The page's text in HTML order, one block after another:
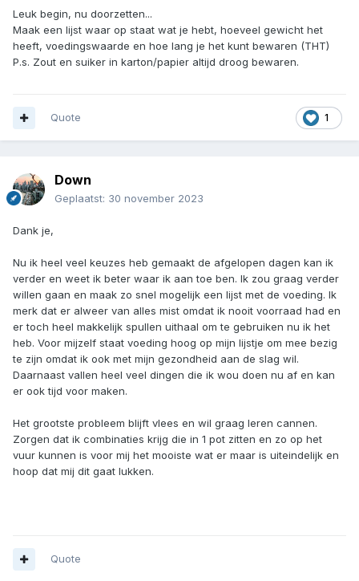
Leuk begin, nu doorzetten...
Maak een lijst waar op staat wat je hebt, hoeveel gewicht het
heeft, voedingswaarde en hoe lang je het kunt bewaren (THT)
P.s. Zout en suiker in karton/papier altijd droog bewaren.
1
Quote
Down
Geplaatst: 30 november 2023
Dank je,
Nu ik heel veel keuzes heb gemaakt de afgelopen dagen kan ik
verder en weet ik beter waar ik aan toe ben. Ik zou graag verder
willen gaan en maak zo snel mogelijk een lijst met de voeding. Ik
merk dat er alweer van alles mist omdat ik nooit voorraad had en
er toch heel makkelijk spullen uithaal om te gebruiken nu ik het
heb. Voor mijzelf staat voeding hoog op mijn lijstje om mee bezig
te zijn omdat ik ook met mijn gezondheid aan de slag wil.
Daarnaast vallen heel veel dingen die ik wou doen nu af en kan
er ook tijd voor maken.
Het grootste probleem blijft vlees en wil graag leren cannen.
Zorgen dat ik combinaties krijg die in 1 pot zitten en zo op het
vuur kunnen is voor mij het mooiste wat er maar is uiteindelijk en
hoop dat mij dit gaat lukken.
Quote